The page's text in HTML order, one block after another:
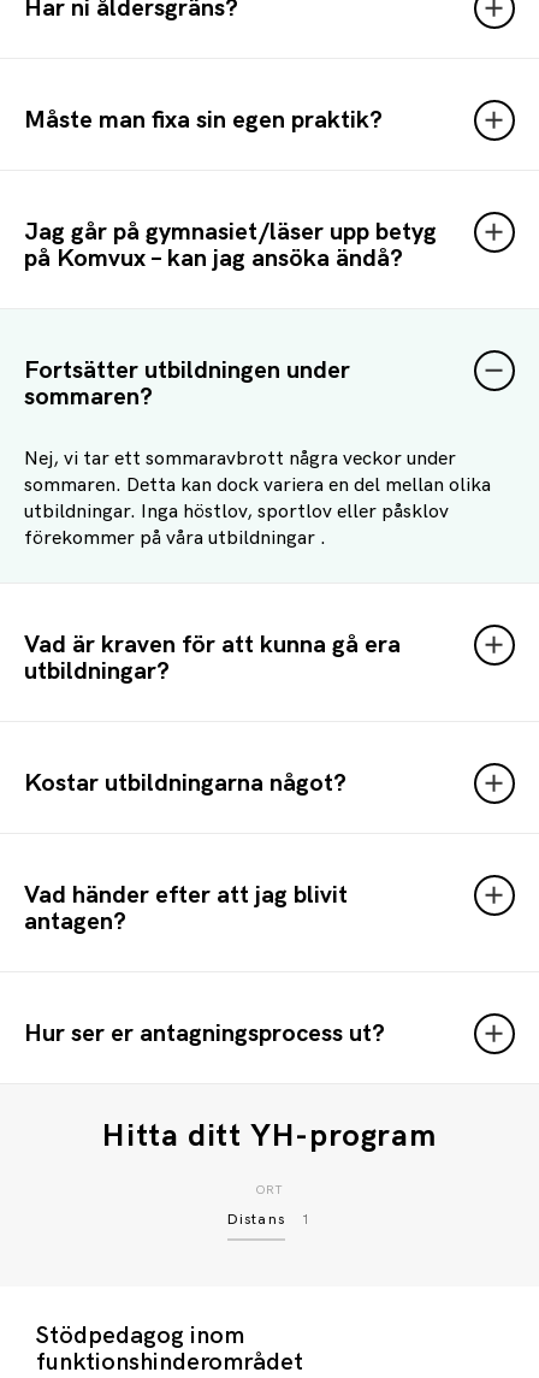
Har ni åldersgräns?
Måste man fixa sin egen praktik?
Jag går på gymnasiet/läser upp betyg
på Komvux – kan jag ansöka ändå?
Fortsätter utbildningen under
sommaren?
Nej, vi tar ett sommaravbrott några veckor under
sommaren. Detta kan dock variera en del mellan olika
utbildningar. Inga höstlov, sportlov eller påsklov
förekommer på våra utbildningar .
Vad är kraven för att kunna gå era
utbildningar?
Kostar utbildningarna något?
Vad händer efter att jag blivit
antagen?
Hur ser er antagningsprocess ut?
Hitta ditt YH-program
ORT
Distans 1
Stödpedagog inom
funktionshinderområdet